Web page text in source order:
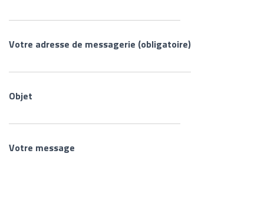
Votre adresse de messagerie (obligatoire)
Objet
Votre message